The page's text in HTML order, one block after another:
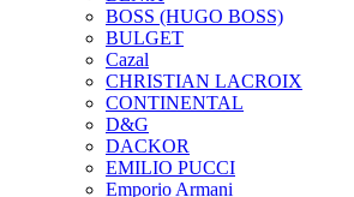
BOSS (HUGO BOSS)
BULGET
Cazal
CHRISTIAN LACROIX
CONTINENTAL
D&G
DACKOR
EMILIO PUCCI
Emporio Armani